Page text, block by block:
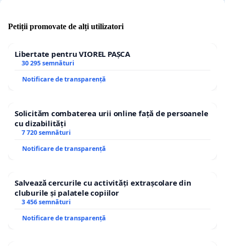
Petiții promovate de alți utilizatori
Libertate pentru VIOREL PAȘCA
30 295 semnături
Notificare de transparență
Solicităm combaterea urii online față de persoanele
cu dizabilități
7 720 semnături
Notificare de transparență
Salvează cercurile cu activități extrașcolare din
cluburile și palatele copiilor
3 456 semnături
Notificare de transparență